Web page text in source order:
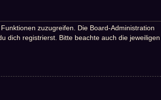
zuzugreifen. Die Board-Administration
dich registrierst. Bitte beachte auch die jeweiligen